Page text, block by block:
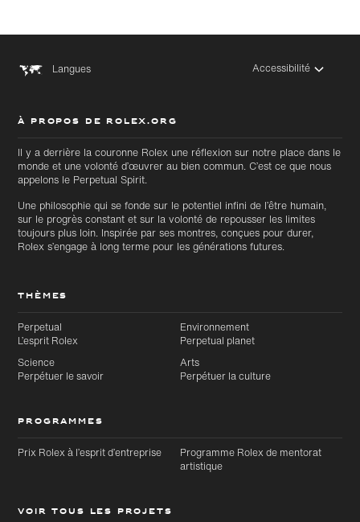
Langues Accessibilité
À PROPOS DE ROLEX.ORG
Il y a derrière la couronne Rolex une réflexion sur notre place dans le
monde et une volonté d’œuvrer au bien commun. C’est ce que nous
appelons le Perpetual Spirit.
Une philosophie qui se fonde sur le potentiel infini de l’être humain,
sur le progrès constant et sur la volonté de repousser les limites
toujours plus loin. Inspirée par ses montres, conçues pour durer,
Rolex s’engage à long terme pour les générations futures.
THÈMES
Perpetual
L’esprit Rolex
Environnement
Perpetual planet
Science
Perpétuer le savoir
Arts
Perpétuer la culture
PROGRAMMES
Prix Rolex à l’esprit d’entreprise
Programme Rolex de mentorat
artistique
VOIR TOUS LES PROJETS